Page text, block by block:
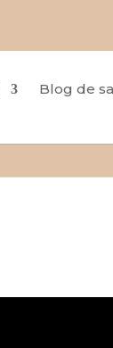
Blog de